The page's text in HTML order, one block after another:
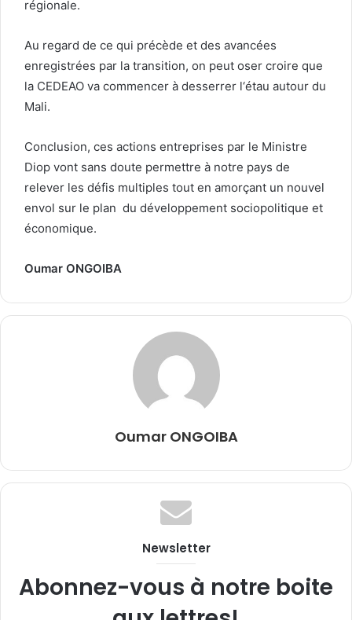
régionale.
Au regard de ce qui précède et des avancées
enregistrées par la transition, on peut oser croire que
la CEDEAO va commencer à desserrer l‘étau autour du
Mali.
Conclusion, ces actions entreprises par le Ministre
Diop vont sans doute permettre à notre pays de
relever les défis multiples tout en amorçant un nouvel
envol sur le plan du développement sociopolitique et
économique.
Oumar ONGOIBA
Oumar ONGOIBA
Newsletter
Abonnez-vous à notre boite